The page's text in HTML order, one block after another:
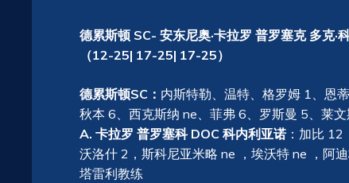
德累斯顿 SC- 安东尼奥·卡拉罗 普罗塞克 多克·
（12-25| 17-25| 17-25）
德累斯顿SC： 内斯特勒、温特、格罗姆 1、恩
秋本 6、西克斯纳 ne、菲弗 6、罗斯曼 5、莱
A. 卡拉罗 普罗塞科 DOC 科内利亚诺 ：加比
沃洛什 2，斯科尼亚米略 ne ，埃沃特 ne ，阿
塔雷利教练